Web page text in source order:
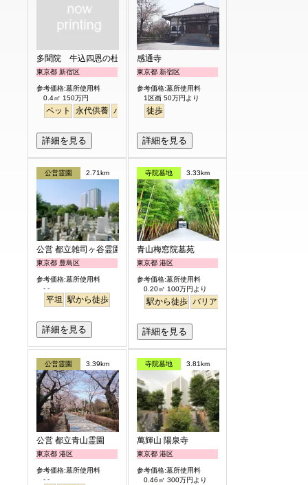
多聞院 牛込四恩の杜
東京都 新宿区
参考価格:墓所使用料
0.4㎡ 150万円
ペット 永代供養 バリアフリー
詳細を見る
感通寺
東京都 新宿区
参考価格:墓所使用料
1区画 50万円より
徒歩
詳細を見る
公営霊園 2.71km
公営 都立雑司ヶ谷霊園
東京都 豊島区
参考価格:墓所使用料
- -
平坦 駅から徒歩
詳細を見る
寺院墓地 3.33km
青山梅窓院墓苑
東京都 港区
参考価格:墓所使用料
0.20㎡ 100万円より
駅から徒歩 バリアフリー
詳細を見る
公営霊園 3.39km
公営 都立青山霊園
東京都 港区
参考価格:墓所使用料
- -
寺院墓地 3.81km
萬輝山 陽泉寺
東京都 港区
参考価格:墓所使用料
0.46㎡ 300万円より